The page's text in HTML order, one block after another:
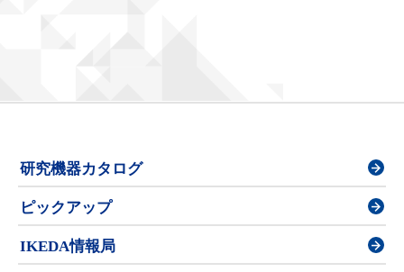
研究機器カタログ
ピックアップ
IKEDA情報局